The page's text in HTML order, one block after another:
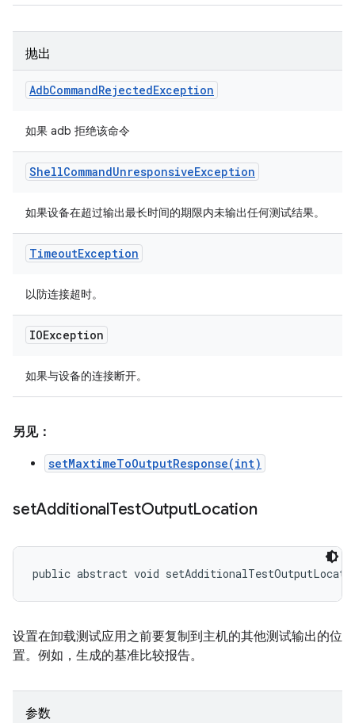
抛出
AdbCommandRejectedException
如果 adb 拒绝该命令
ShellCommandUnresponsiveException
如果设备在超过输出最长时间的期限内未输出任何测试结果。
TimeoutException
以防连接超时。
IOException
如果与设备的连接断开。
另见：
setMaxtimeToOutputResponse(int)
setAdditionalTestOutputLocation
public abstract void
设置在卸载测试应用之前要复制到主机的其他测试输出的位
置。例如，生成的基准比较报告。
参数